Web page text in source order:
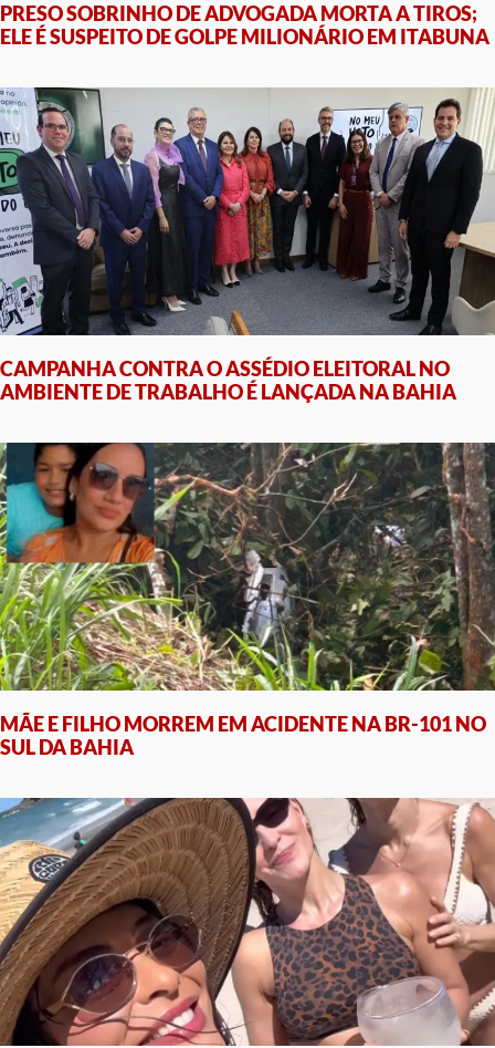
PRESO SOBRINHO DE ADVOGADA MORTA A TIROS;
ELE É SUSPEITO DE GOLPE MILIONÁRIO EM ITABUNA
CAMPANHA CONTRA O ASSÉDIO ELEITORAL NO
AMBIENTE DE TRABALHO É LANÇADA NA BAHIA
MÃE E FILHO MORREM EM ACIDENTE NA BR-101 NO
SUL DA BAHIA